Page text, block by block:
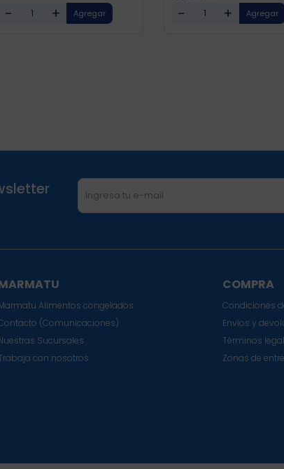
- + - +
Alimentos congelados
(Comunicaciones)
Sucursales
con nosotros
COMPRA
Condiciones
Envíos y
Términos
Zonas de